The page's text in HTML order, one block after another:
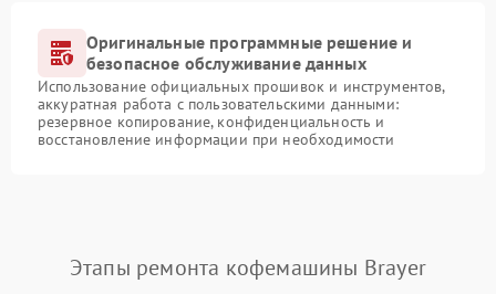
Оригинальные программные решение и
безопасное обслуживание данных
Использование официальных прошивок и инструментов,
аккуратная работа с пользовательскими данными:
резервное копирование, конфиденциальность и
восстановление информации при необходимости
Этапы ремонта кофемашины Brayer